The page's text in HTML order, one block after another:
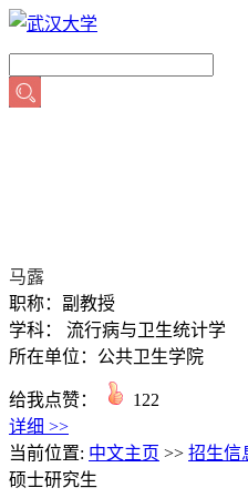
马露
职称：副教授
学科： 流行病与卫生统计学
所在单位：公共卫生学院
给我点赞：
122
详细 >>
当前位置: 中文主页 >> 招生信
硕士研究生